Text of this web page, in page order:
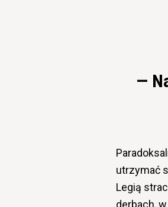
—
utrzymać
Legią
derbach,